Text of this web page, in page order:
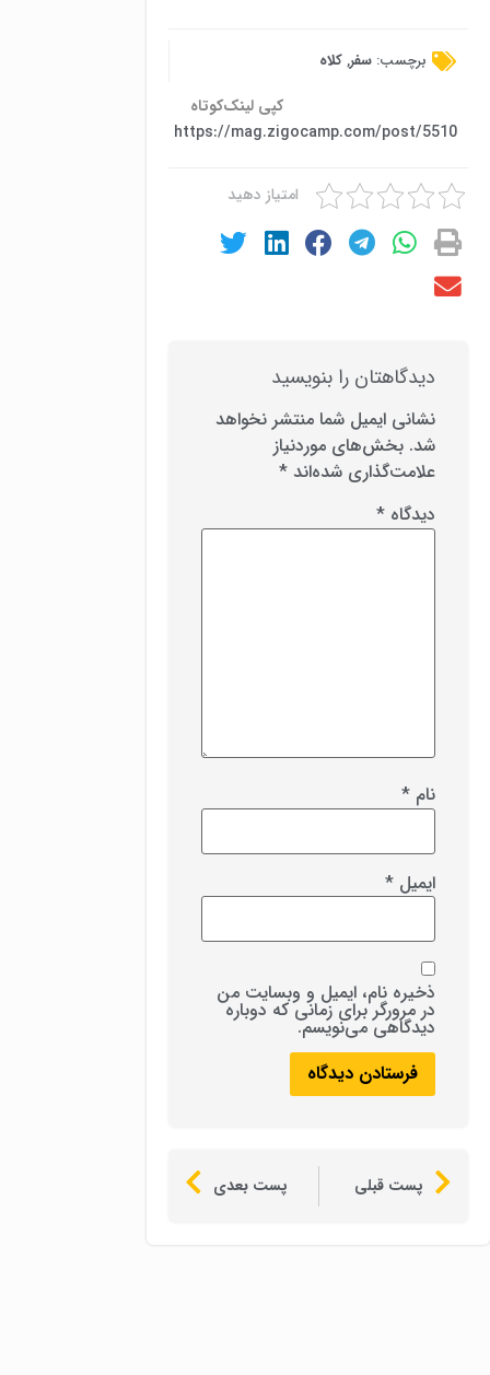
برچسب: سفر,کلاه
کپی لینک‌کوتاه
https://mag.zigocamp.com/post/5510
امتیاز دهید
دیدگاهتان را بنویسید
نشانی ایمیل شما منتشر نخواهد
شد. بخش‌های موردنیاز
علامت‌گذاری شده‌اند *
دیدگاه *
نام *
ایمیل *
ذخیره نام، ایمیل و وبسایت من
در مرورگر برای زمانی که دوباره
دیدگاهی می‌نویسم.
پست قبلی پست بعدی